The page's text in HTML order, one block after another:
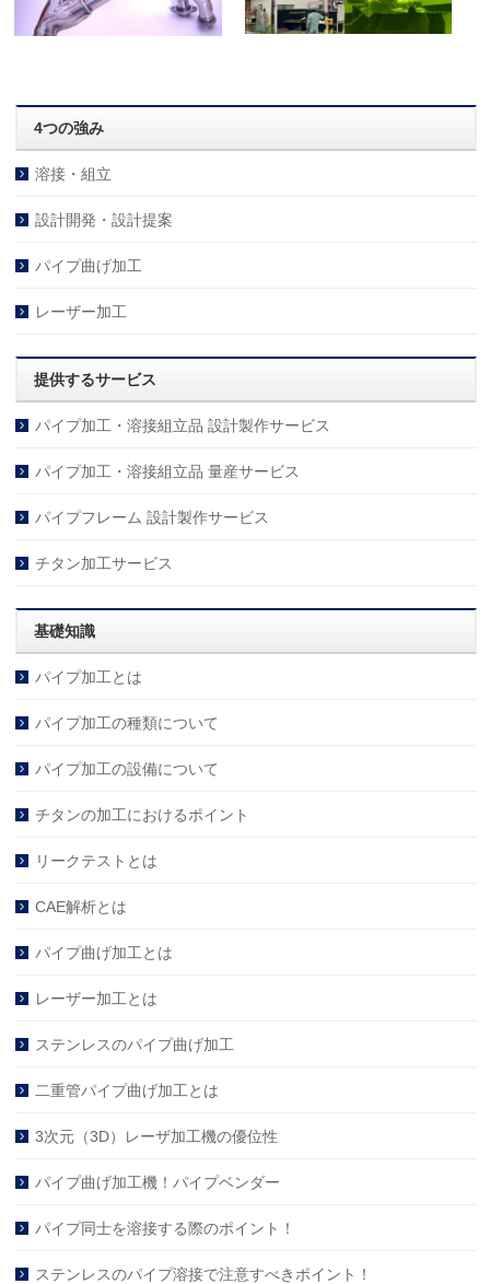
4つの強み
溶接・組立
設計開発・設計提案
パイプ曲げ加工
レーザー加工
提供するサービス
パイプ加工・溶接組立品 設計製作サービス
パイプ加工・溶接組立品 量産サービス
パイプフレーム 設計製作サービス
チタン加工サービス
基礎知識
パイプ加工とは
パイプ加工の種類について
パイプ加工の設備について
チタンの加工におけるポイント
リークテストとは
CAE解析とは
パイプ曲げ加工とは
レーザー加工とは
ステンレスのパイプ曲げ加工
二重管パイプ曲げ加工とは
3次元（3D）レーザ加工機の優位性
パイプ曲げ加工機！パイプベンダー
パイプ同士を溶接する際のポイント！
ステンレスのパイプ溶接で注意すべきポイント！